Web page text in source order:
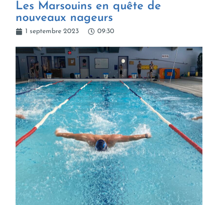
Les Marsouins en quête de
nouveaux nageurs
1 septembre 2023 09:30